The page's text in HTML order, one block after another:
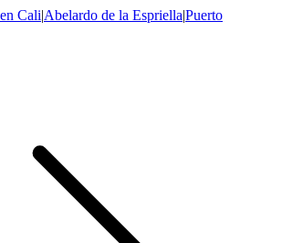
Cali|Abelardo de la Espriella|Puerto